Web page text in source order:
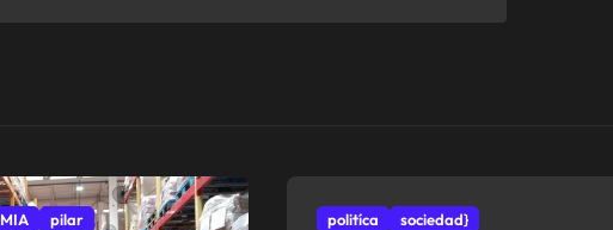
pilar politíca sociedad}